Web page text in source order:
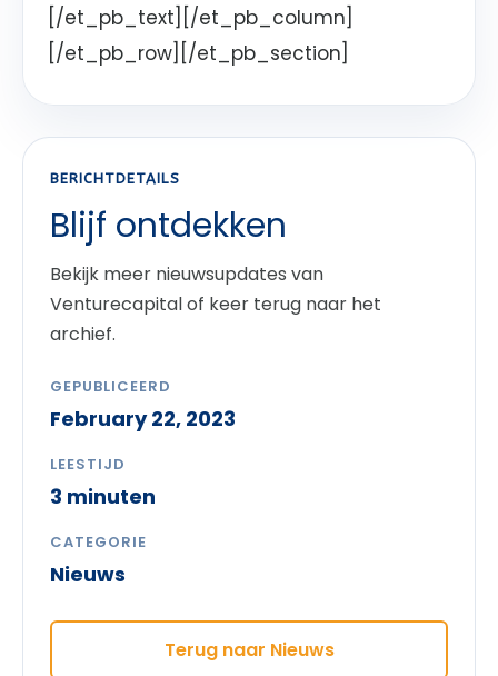
[/et_pb_text][/et_pb_column]
[/et_pb_row][/et_pb_section]
BERICHTDETAILS
Blijf ontdekken
Bekijk meer nieuwsupdates van
Venturecapital of keer terug naar het
archief.
GEPUBLICEERD
February 22, 2023
LEESTIJD
3 minuten
CATEGORIE
Nieuws
Terug naar Nieuws